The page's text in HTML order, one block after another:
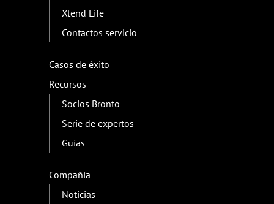
Xtend Life
Contactos servicio
Casos de éxito
Recursos
Socios Bronto
Serie de expertos
Guías
Compañía
Noticias